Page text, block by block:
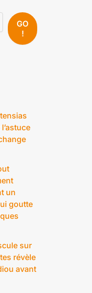
GO
!
un
goutte
sur
révèle
avant